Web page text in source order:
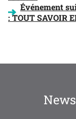
DE
L’ARTICLE
Événement
: TOUT SAVOIR